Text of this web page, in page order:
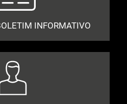
INFORMATIVO